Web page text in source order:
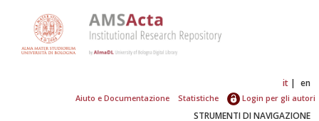
it en
Aiuto e Documentazione Statistiche Login per gli autori
STRUMENTI DI NAVIGAZIONE